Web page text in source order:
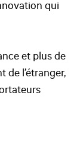
qui
et plus de
de l’étranger,